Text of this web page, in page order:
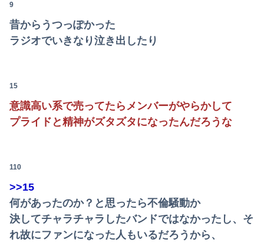
9
昔からうつっぽかった
ラジオでいきなり泣き出したり
15
意識高い系で売ってたらメンバーがやらかして
プライドと精神がズタズタになったんだろうな
110
>>15
何があったのか？と思ったら不倫騒動か
決してチャラチャラしたバンドではなかったし、そ
れ故にファンになった人もいるだろうから、